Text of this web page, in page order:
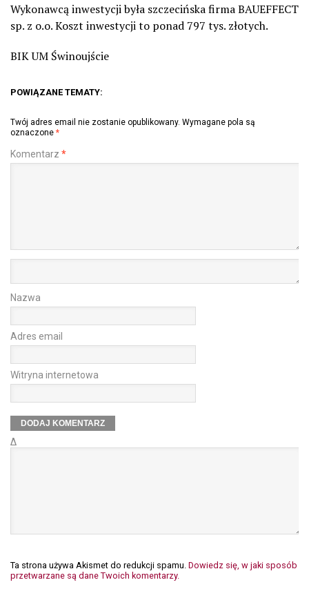
Wykonawcą inwestycji była szczecińska firma BAUEFFECT
sp. z o.o. Koszt inwestycji to ponad 797 tys. złotych.
BIK UM Świnoujście
POWIĄZANE TEMATY:
Twój adres email nie zostanie opublikowany. Wymagane pola są
oznaczone *
Komentarz *
Nazwa
Adres email
Witryna internetowa
Δ
Ta strona używa Akismet do redukcji spamu. Dowiedz się, w jaki sposób
przetwarzane są dane Twoich komentarzy.